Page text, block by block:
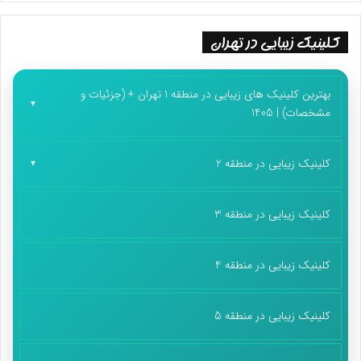
آن‌ها را در ظرف‌های دربسته گذاشت و برای دانش‌آموزان کلی
انرژی‌بخش هستند.( که البته این موارد برای همه دانش آموزان توصیه
می شود و اختصاص به بعد از ظهری ها ندارد.)
ساندویچ‌های میان وعده باید ساده و سالم باشند
*انواع ساندویچ ها برای میان وعده
به توصیه پارسا، ساندویچ‌ها می‌توانند غذاهایی مانند مرغ و یا انواع
کوکوها باشند و در زنگ‌های تفریح که فعالیت بدنی کمتر است مصرف
شوند. ازجمله ساندویچ‌های ساده‌تر هم می توان نان و عسل همراه با
مقداری کره (یا بدون کره)، نان و مربا، نان و شیره انگور و حتی نان و
پنیر را در نظر گرفت. البته پنیر ازجمله خوراکی‌هایی است که در طب
سنتی اصراری به مصرف آن وجود ندارد، ولی هر از چندگاهی می‌توان
از آن به همراه گردو و یا سیاه‌دانه به‌عنوان تغذیه استفاده کرد.
کلینیک زیبایی در تهران
بهترین کلینیک های زیبایی در منطقه 1 تهران + (جزئیات و
مشخصات) | 1405
کلینیک زیبایی در منطقه 2
کلینیک زیبایی در منطقه 3
کلینیک زیبایی در منطقه 4
کلینیک زیبایی در منطقه 5